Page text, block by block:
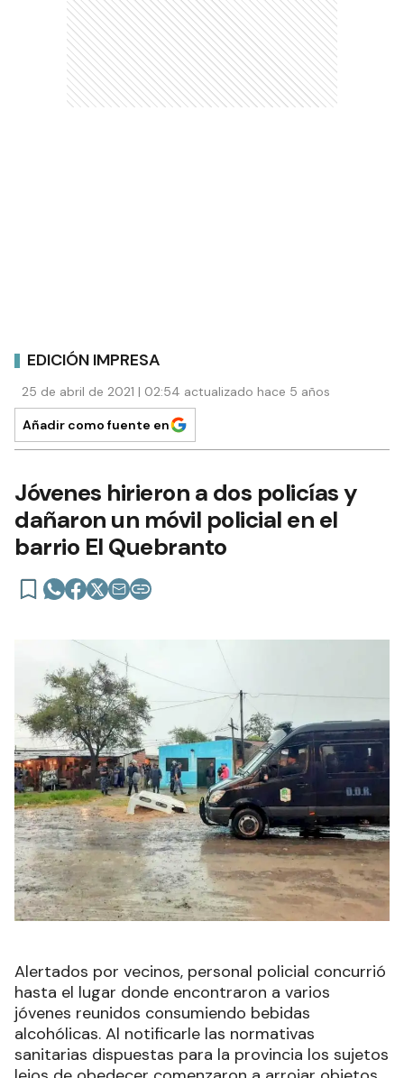
EDICIÓN IMPRESA
25 de abril de 2021 | 02:54 actualizado hace 5 años
Añadir como fuente en
Jóvenes hirieron a dos policías y
dañaron un móvil policial en el
barrio El Quebranto
Alertados por vecinos, personal policial concurrió
hasta el lugar donde encontraron a varios
jóvenes reunidos consumiendo bebidas
alcohólicas. Al notificarle las normativas
sanitarias dispuestas para la provincia los sujetos